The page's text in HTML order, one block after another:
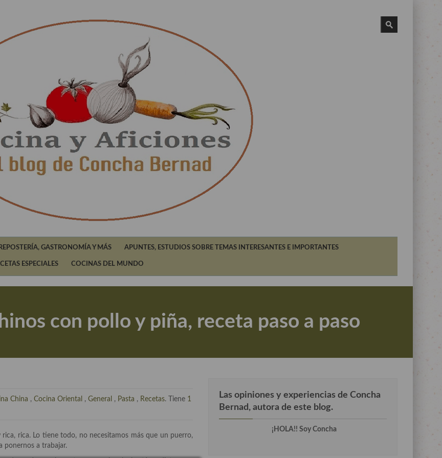
GASTRONOMÍA Y MÁS APUNTES, ESTUDIOS SOBRE TEMAS INTERESANTES E IMPORTANTES
ESPECIALES COCINAS DEL MUNDO
con pollo y piña, receta paso a paso
China , Cocina Oriental , General , Pasta , Recetas. Tiene 1
rica. Lo tiene todo, no necesitamos más que un puerro,
ponernos a trabajar.
Las opiniones y experiencias de Concha
Bernad, autora de este blog.
¡HOLA!! Soy Concha